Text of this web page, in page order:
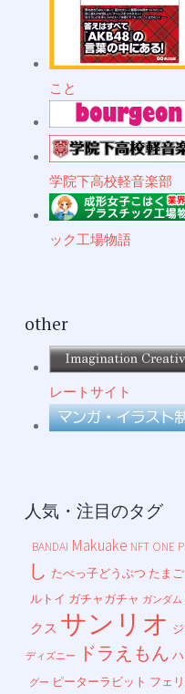
こと
学院下高校軽音楽部
ック工場物語
other
レートサイト
人気・注目のタグ
BANDAI Makuake NFT ONE
し たべっ子どうぶつ たま
ルトイ ガチャガチャ ガンダム
クス サンリオ
ディズニー ドラえもん
グー ピーターラビット フェ